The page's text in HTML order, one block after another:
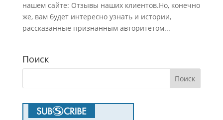
нашем сайте: Отзывы наших клиентов.Но, конечно
же, вам будет интересно узнать и истории,
рассказанные признанным авторитетом...
Поиск